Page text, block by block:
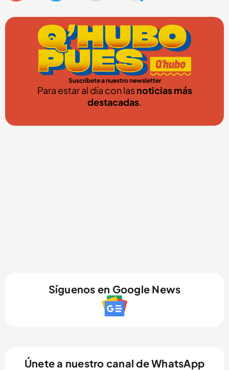
Suscríbete a nuestro newsletter
Para estar al día con lasnoticias más
destacadas.
Síguenos en Google News
Únete a nuestro canal de WhatsApp